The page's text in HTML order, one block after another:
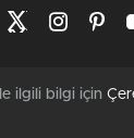
ilgili bilgi için